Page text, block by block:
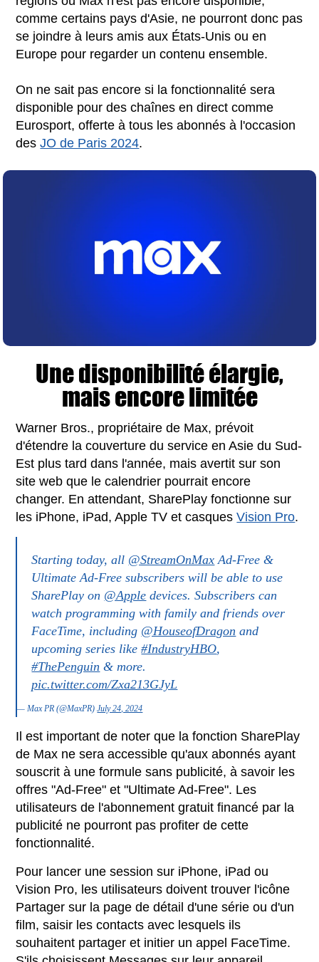
comme certains pays d'Asie, ne pourront donc pas
se joindre à leurs amis aux États-Unis ou en
Europe pour regarder un contenu ensemble.
On ne sait pas encore si la fonctionnalité sera
disponible pour des chaînes en direct comme
Eurosport, offerte à tous les abonnés à l'occasion
desJO de Paris 2024.
Une disponibilité élargie,
mais encore limitée
Warner Bros., propriétaire de Max, prévoit
d'étendre la couverture du service en Asie du Sud-
Est plus tard dans l'année, mais avertit sur son
site web que le calendrier pourrait encore
changer. En attendant, SharePlay fonctionne sur
les iPhone, iPad, Apple TV et casquesVision Pro.
Starting today, all @StreamOnMax Ad-Free &
Ultimate Ad-Free subscribers will be able to use
SharePlay on @Apple devices. Subscribers can
watch programming with family and friends over
FaceTime, including @HouseofDragon and
upcoming series like#IndustryHBO,
#ThePenguin & more.
pic.twitter.com/Zxa213GJyL
— Max PR (@MaxPR)July 24, 2024
Il est important de noter que la fonction SharePlay
de Max ne sera accessible qu'aux abonnés ayant
souscrit à une formule sans publicité, à savoir les
offres "Ad-Free" et "Ultimate Ad-Free". Les
utilisateurs de l'abonnement gratuit financé par la
publicité ne pourront pas profiter de cette
fonctionnalité.
Pour lancer une session sur iPhone, iPad ou
Vision Pro, les utilisateurs doivent trouver l'icône
Partager sur la page de détail d'une série ou d'un
film, saisir les contacts avec lesquels ils
souhaitent partager et initier un appel FaceTime.